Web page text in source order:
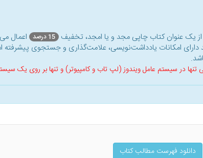
یک عنوان کتاب‌ چاپی مجد و یا امجد، تخفیف 15 درصد
اعمال
امکانات یادداشت‌نویسی، علامت‌گذاری و جستجوی پیشرفته
تنها در سیستم عامل ویندوز (لپ تاب و کامپیوتر) و تنها بر روی یک
دانلود فهرست مطالب کتاب